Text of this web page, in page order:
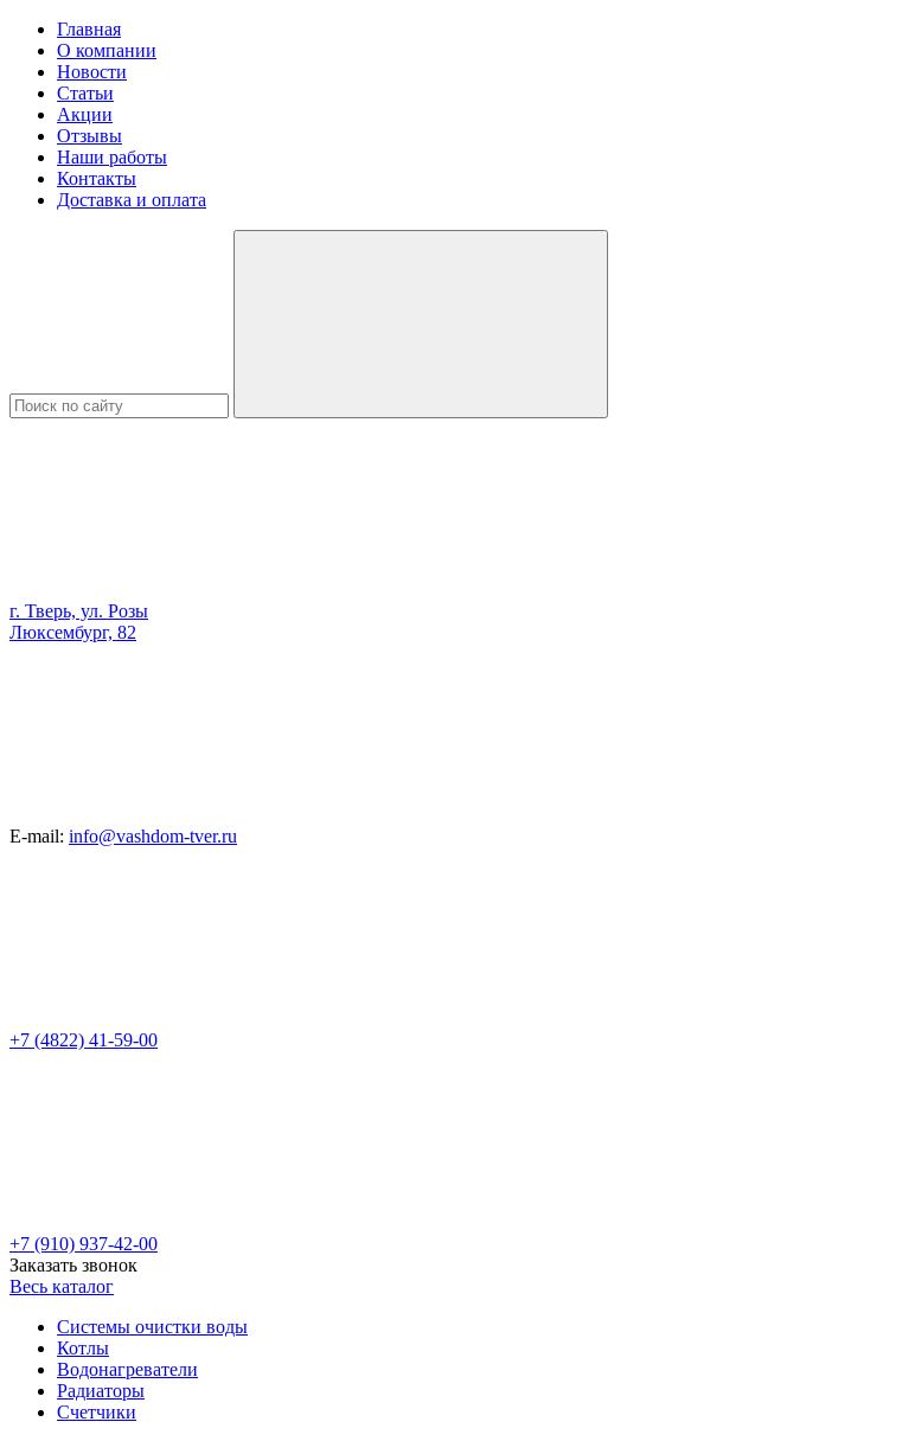
Главная
О компании
Новости
Статьи
Акции
Отзывы
Наши работы
Контакты
Доставка и оплата
г. Тверь, ул. Розы
Люксембург, 82
E-mail: info@vashdom-tver.ru
+7 (4822) 41-59-00
+7 (910) 937-42-00
Заказать звонок
Весь каталог
Системы очистки воды
Котлы
Водонагреватели
Радиаторы
Cчетчики